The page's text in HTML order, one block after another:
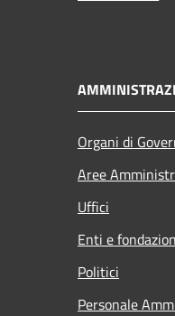
Organi di
Aree
Uffici
Enti e
Politici
Personale